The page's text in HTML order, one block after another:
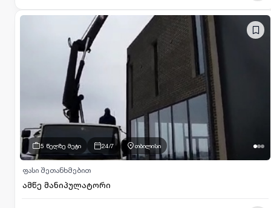
5 წელზე მეტი 24/7 თბილისი
ამწე მანიპულატორი
ფასი შეთანხმებით